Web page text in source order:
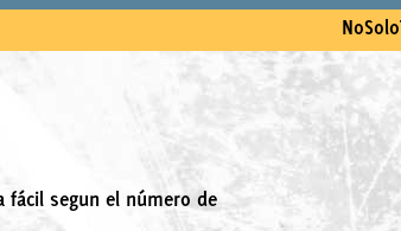
fácil segun el número de